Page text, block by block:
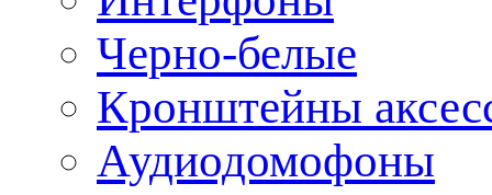
Черно-белые
Кронштейны
Аудиодомофоны